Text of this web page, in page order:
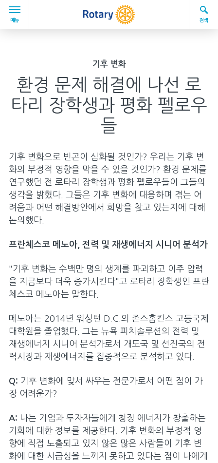
Skip to main content
MAIN
메뉴 검색
개요
역사
로타리재단
로타리의 리더들
다양성, 평등 및 포용
파트너
참여하기
클럽 가입하기
로타리클럽
파트너십
기부 방법
기후 변화
환경 문제 해결에 나선 로
타리 장학생과 평화 펠로우
들
기후 변화으로 빈곤이 심화될 것인가? 우리는 기후 변
화의 부정적 영향을 막을 수 있을 것인가? 환경 문제를
연구했던 전 로타리 장학생과 평화 펠로우들이 그들의
생각을 밝혔다. 그들은 기후 변화에 대응하며 겪는 어
려움과 어떤 해결방안에서 희망을 찾고 있는지에 대해
논의했다.
프란체스코 메노아, 전력 및 재생에너지 시니어 분석가
"기후 변화는 수백만 명의 생계를 파괴하고 이주 압력
을 지금보다 더욱 증가시킨다"고 로타리 장학생인 프란
체스코 메노아는 말한다.
메노아는 2014년 워싱턴 D.C.의 존스홉킨스 고등국제
대학원을 졸업했다. 그는 뉴욕 피치솔루션의 전력 및
재생에너지 시니어 분석가로서 개도국 및 선진국의 전
력시장과 재생에너지를 집중적으로 분석하고 있다.
Q: 기후 변화에 맞서 싸우는 전문가로서 어떤 점이 가
장 어려운가?
A: 나는 기업과 투자자들에게 청정 에너지가 창출하는
기회에 대한 정보를 제공한다. 기후 변화의 부정적 영
향에 직접 노출되고 있지 않은 많은 사람들이 기후 변
화에 대한 시급성을 느끼지 못하고 있다는 점이 나에게